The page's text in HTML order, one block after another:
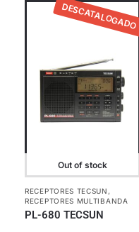
Out of stock
DESCATALOGADO
RECEPTORES TECSUN ,
RECEPTORES MULTIBANDA
PL-680 TECSUN